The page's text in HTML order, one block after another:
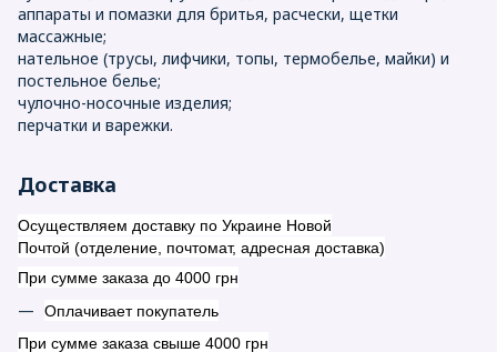
аппараты и помазки для бритья, расчески, щетки
массажные;
нательное (трусы, лифчики, топы, термобелье, майки) и
постельное белье;
чулочно-носочные изделия;
перчатки и варежки.
Доставка
Осуществляем доставку по Украине Новой
Почтой (отделение, почтомат, адресная доставка)
При сумме заказа до 4000 грн
Оплачивает покупатель
При сумме заказа свыше 4000 грн